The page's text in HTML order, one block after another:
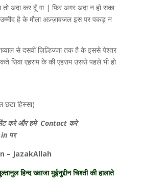
अदा कर दूँ गा | फिर अगर अदा न हो सका
है के मौला अज़्ज़ावजल इस पर पकड़ न
से दसवीं ज़िल्हिज्जा तक है के इससे पेश्तर
एहराम के की एहराम उससे पहले भी हो
छटा हिस्सा)
करे और हमे Contact करे
पर
– JazakAllah
हिन्द ख्वाजा मुईनुद्दीन चिश्ती की हालाते